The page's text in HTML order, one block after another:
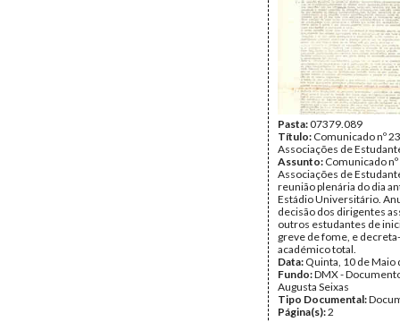
Pasta:07379.089
Título: Comunicado nº
Associações de
Assunto: Comunicado
Associações de
reunião plenária do dia
Estádio Universitário.
decisão dos dirigentes
outros estudantes de
greve de fome, e
académico total.
Data: Quinta, 10 de Maio
Fundo:DMX -
Augusta Seixas
Tipo Documental:
Página(s):2